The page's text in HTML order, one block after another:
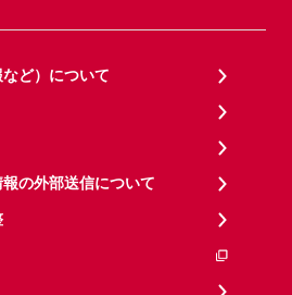
ど）について
の外部送信について